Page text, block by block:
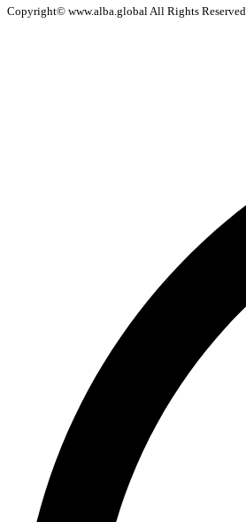
Copyright© www.alba.global All Rights Reserved